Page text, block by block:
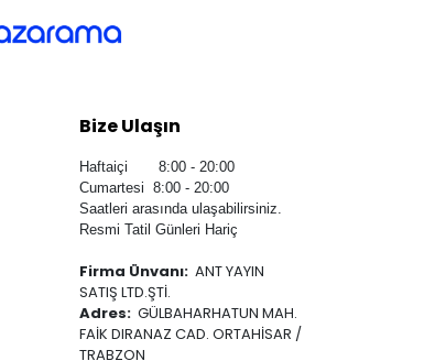
Bize Ulaşın
Haftaiçi 8:00 - 20:00
Cumartesi 8:00 - 20:00
Saatleri arasında ulaşabilirsiniz.
Resmi Tatil Günleri Hariç
Firma Ünvanı: ANT YAYIN
SATIŞ LTD.ŞTİ.
Adres: GÜLBAHARHATUN MAH.
FAİK DIRANAZ CAD. ORTAHİSAR /
TRABZON